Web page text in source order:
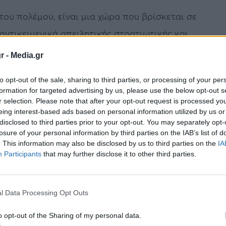
- Media.gr
opt-out of the sale, sharing to third parties, or processing of your
for targeted advertising by us, please use the below opt-out
selection. Please note that after your opt-out request is processed
interest-based ads based on personal information utilized by us
to third parties prior to your opt-out. You may separately
of your personal information by third parties on the IAB’s list of
This information may also be disclosed by us to third parties on the
Participants that may further disclose it to other third parties.
Data Processing Opt Outs
opt-out of the Sharing of my personal data.
πολέμου, είναι μια χώρα που βρίσκεται σε
απειλητικής στρατιωτικής και
αισιοδοξίας που μερικές φορές
παράδειγμα αυτής της αισιοδοξίας
εταιρεία του περιλαμβάνει 15 εργοστάσια.
ρωσική κατοχή ή καταστράφηκαν από τους
τον πόλεμο και θα αναπτυχθούμε”, λέει με
κελάρι κατά τη διάρκεια των
μισό χρόνο ζει στην πόλη του, τη
του μετώπου στον ποταμό Ντνίπρο.